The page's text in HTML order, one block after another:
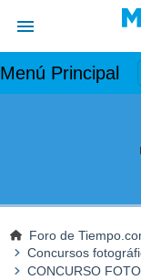
Menú Principal
Foro de
Concursos
CONCURSO